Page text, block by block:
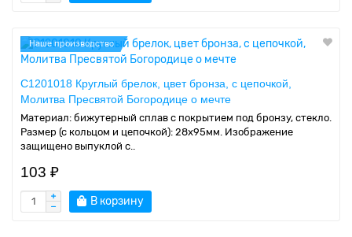
Наше производство
C1201018 Круглый брелок, цвет бронза, с цепочкой,
Молитва Пресвятой Богородице о мечте
Материал: бижутерный сплав с покрытием под бронзу, стекло.
Размер (с кольцом и цепочкой): 28х95мм. Изображение
защищено выпуклой с..
103 ₽
В корзину